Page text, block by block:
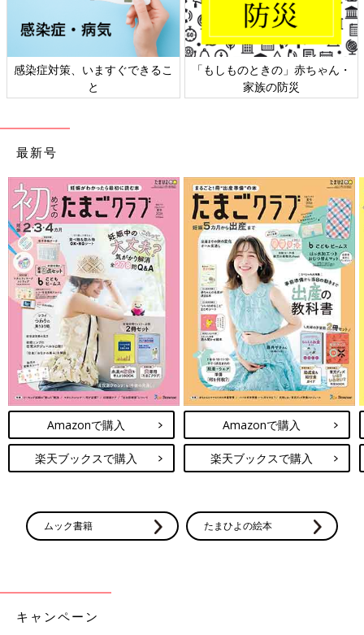
感染症対策、いますぐできるこ
と
「もしものときの」赤ちゃん・
家族の防災
最新号
Amazonで購入
楽天ブックスで購入
Amazonで購入
楽天ブックスで購入
ムック書籍 たまひよの絵本
キャンペーン